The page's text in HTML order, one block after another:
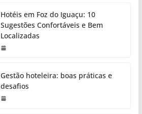
Hotéis em Foz do Iguaçu: 10
Sugestões Confortáveis e Bem
Localizadas
Gestão hoteleira: boas práticas e
desafios